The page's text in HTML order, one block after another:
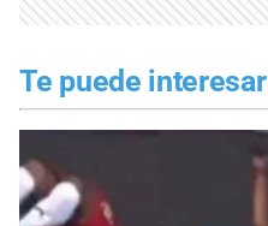
Te puede interesar